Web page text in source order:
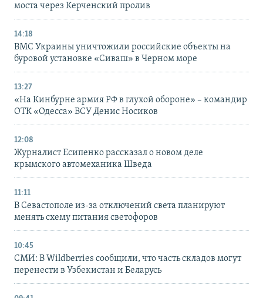
моста через Керченский пролив
14:18
ВМС Украины уничтожили российские объекты на
буровой установке «Сиваш» в Черном море
13:27
«На Кинбурне армия РФ в глухой обороне» – командир
ОТК «Одесса» ВСУ Денис Носиков
12:08
Журналист Есипенко рассказал о новом деле
крымского автомеханика Шведа
11:11
В Севастополе из-за отключений света планируют
менять схему питания светофоров
10:45
СМИ: В Wildberries сообщили, что часть складов могут
перенести в Узбекистан и Беларусь